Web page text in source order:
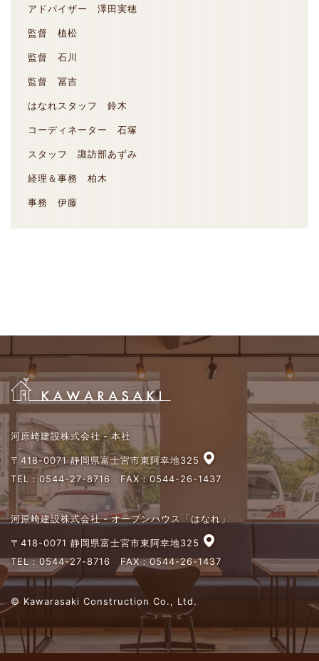
アドバイザー 澤田実穂
監督 植松
監督 石川
監督 冨吉
はなれスタッフ 鈴木
コーディネーター 石塚
スタッフ 諏訪部あずみ
経理＆事務 柏木
事務 伊藤
河原崎建設株式会社 - 本社
〒418-0071 静岡県富士宮市東阿幸地325
TEL： 0544-27-8716 FAX：0544-26-1437
河原崎建設株式会社 - オープンハウス「はなれ」
〒418-0071 静岡県富士宮市東阿幸地325
TEL：0544-27-8716 FAX：0544-26-1437
© Kawarasaki Construction Co., Ltd.